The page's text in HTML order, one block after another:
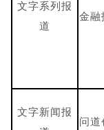
文字系列报
道
金
文字新闻报
问道